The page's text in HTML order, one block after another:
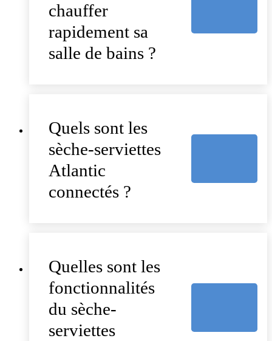
chauffer
rapidement sa
salle de bains ?
Quels sont les
sèche-serviettes
Atlantic
connectés ?
Quelles sont les
fonctionnalités
du sèche-
serviettes